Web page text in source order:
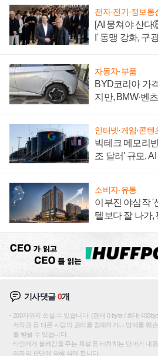
전자·전기·정보통
[AI 뭉쳐야 산다
I' 동맹 강화, 구
자동차·부품
BYD코리아 가
지만, BMW·벤
인터넷·게임·콘텐
빅테크 메모리
조 달러' 규모,
소비자·유통
이부진 야심작 '
텔보다 잘 나가,
기사댓글0개
200자까지 쓰실 수 있습니다. (현재 0 byte / 최대
저작권 등 다른 사람의 권리를 침해하거나 명예를 훼
를 받을 수 있습니다.
타인에게 불쾌감을 주는 욕설 등 비하하는 단어가 내
리자의 판단에 의해 삭제 합니다.